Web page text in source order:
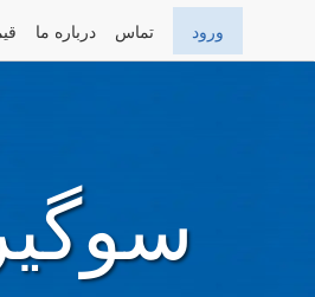
درباره ما تماس ورود